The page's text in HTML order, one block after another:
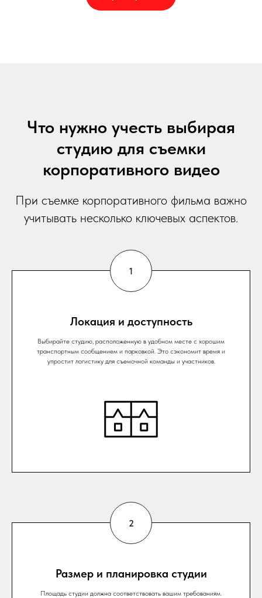
Что нужно учесть выбирая
студию для съемки
корпоративного видео
При съемке корпоративного фильма важно
учитывать несколько ключевых аспектов.
Локация и доступность
Выбирайте студию, расположенную в удобном месте с хорошим
транспортным сообщением и парковкой. Это сэкономит время и
упростит логистику для съемочной команды и участников.
Размер и планировка студии
Площадь студии должна соответствовать вашим требованиям.